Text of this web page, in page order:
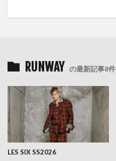
RUNWAY の最新記事8件
LES SIX SS2026